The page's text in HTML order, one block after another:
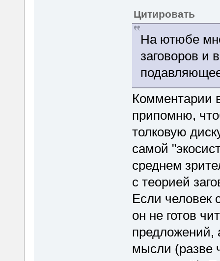
Цитировать
На ютюбе
заговоров и
Комментарии
припомню,
толковую
самой
среднем
с теорией
Если человек
он не готов
предложений,
мысли (разве